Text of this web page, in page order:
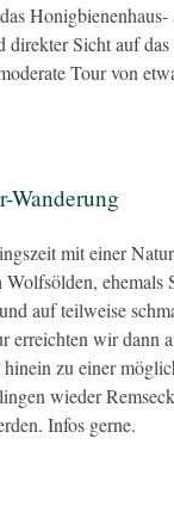
direkter Sicht auf
Tour von
Wanderung
mit einer
auf teilweise
wir dann
zu einer
wieder
Infos gerne.